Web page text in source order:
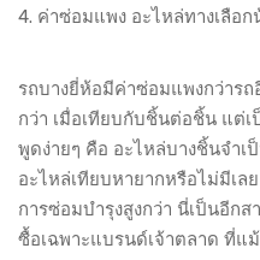
4. ค่าซ่อมแพง อะไหล่ทางเลือก
รถบางยี่ห้อมีค่าซ่อมแพงกว่าร
กว่า เมื่อเทียบกับชิ้นต่อชิ้น แต่เ
พูดง่ายๆ คือ อะไหล่บางชิ้นจำเ
อะไหล่เทียบหายากหรือไม่มีเล
การซ่อมบำรุงสูงกว่า นี่เป็นอีก
ซื้อเฉพาะแบรนด์เจ้าตลาด ที่แ